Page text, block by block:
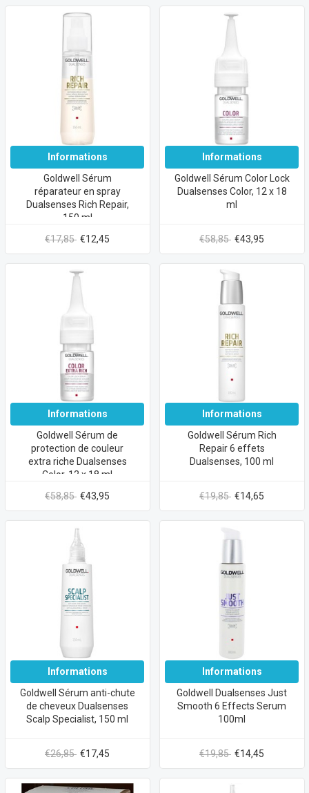
Informations
Goldwell Sérum
réparateur en spray
Dualsenses Rich Repair,
150 ml
€17,85 €12,45
Informations
Goldwell Sérum Color Lock
Dualsenses Color, 12 x 18
ml
€58,85 €43,95
Informations
Goldwell Sérum de
protection de couleur
extra riche Dualsenses
Color, 12 x 18 ml
€58,85 €43,95
Informations
Goldwell Sérum Rich
Repair 6 effets
Dualsenses, 100 ml
€19,85 €14,65
Informations
Goldwell Sérum anti-chute
de cheveux Dualsenses
Scalp Specialist, 150 ml
€26,85 €17,45
Informations
Goldwell Dualsenses Just
Smooth 6 Effects Serum
100ml
€19,85 €14,45